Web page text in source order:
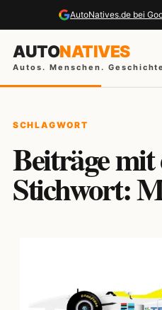
AutoNatives.de bei
AUTONATIVES
Autos. Menschen.
SCHLAGWORT
Beiträge
Stichwort: